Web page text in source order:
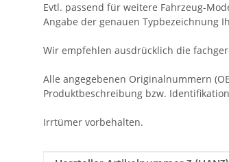
Evtl. passend für weitere Fahrzeug-
Angabe der genauen Typbezeichnung
Wir empfehlen ausdrücklich die
Alle angegebenen Originalnummern
Produktbeschreibung bzw.
Irrtümer vorbehalten.